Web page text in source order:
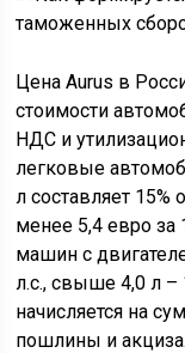
Цена Aurus в
стоимости
НДС и
легковые
л составляет 15%
менее 5,4 евро за
машин с
л.с., свыше 4,0 л –
начисляется на
пошлины и